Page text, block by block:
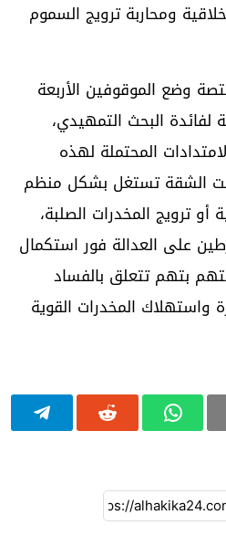
ومحاربة ترويج السموم
وضع الموقوفين الأربعة
لفائدة البحث التمهيدي،
المحتملة لهذه
الشقة تستغل بشكل منظم
ترويج المخدرات الصلبة،
على العدالة فور استكمال
بتهم تتعلق بالفساد
واستهلاك المخدرات القوية